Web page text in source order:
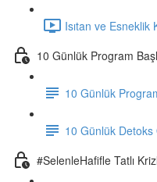
Isıtan ve Esneklik
10 Günlük Program
10 Günlük
10 Günlük Detoks
#SelenleHafifle Tatlı